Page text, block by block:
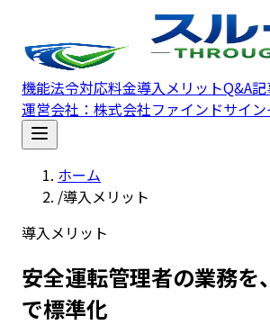
メインコンテンツへスキップ
機能法令対応料金導入メリットQ&A
運営会社： 株式会社ファインドサイ
ホーム
/導入メリット
導入メリット
安全運転管理者の業務を
で標準化